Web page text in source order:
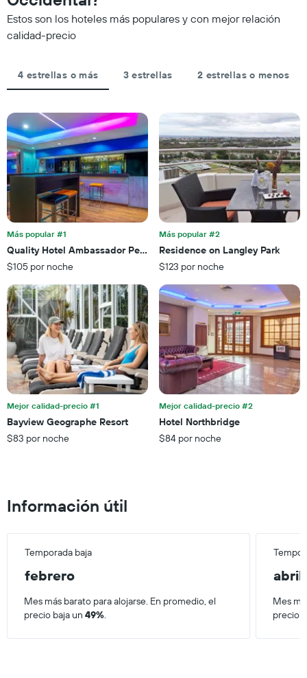
partir
de
los
últimos
categorías
de
los
estrellas.
El
muestra
1
eje
X
que
indica
precio
promedio
de
una
habitación
para
este
fin
de
semana,
calculado
a
partir
de
los
últimos
3 días.
la
fecha
de
El
gráfico
1
eje
X
que
indica
la
cantidad
días
que
faltan
para
la
estadía
El
gráfico
muestra
1
eje
Y
que
indica
precio
promedio
de
Estos son los hoteles más populares y con mejor relación
calidad-precio
4 estrellas o más 3 estrellas 2 estrellas o menos
Más popular #1
Quality Hotel Ambassador Perth
$105 por noche
Más popular #2
Residence on Langley Park
$123 por noche
Mejor calidad-precio #1
Bayview Geographe Resort
$83 por noche
Mejor calidad-precio #2
Hotel Northbridge
$84 por noche
Información útil
Temporada baja
febrero abril
Mes más barato para alojarse. En promedio, el
precio baja un 49%.
Mes
precio